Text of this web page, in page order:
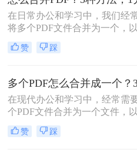
在日常办公和学习中，我们经
将多个PDF文件合并为一个，
分享、存储和管理。那么怎么合
呢？本文将介绍四种合并PDF的
任务。
赞 踩
在现代办公和学习中，经常需
个PDF文件合并为一个文件，
文档管理的便利性和效率。那
pdf怎么合并成一个pdf呢？本文
赞 踩